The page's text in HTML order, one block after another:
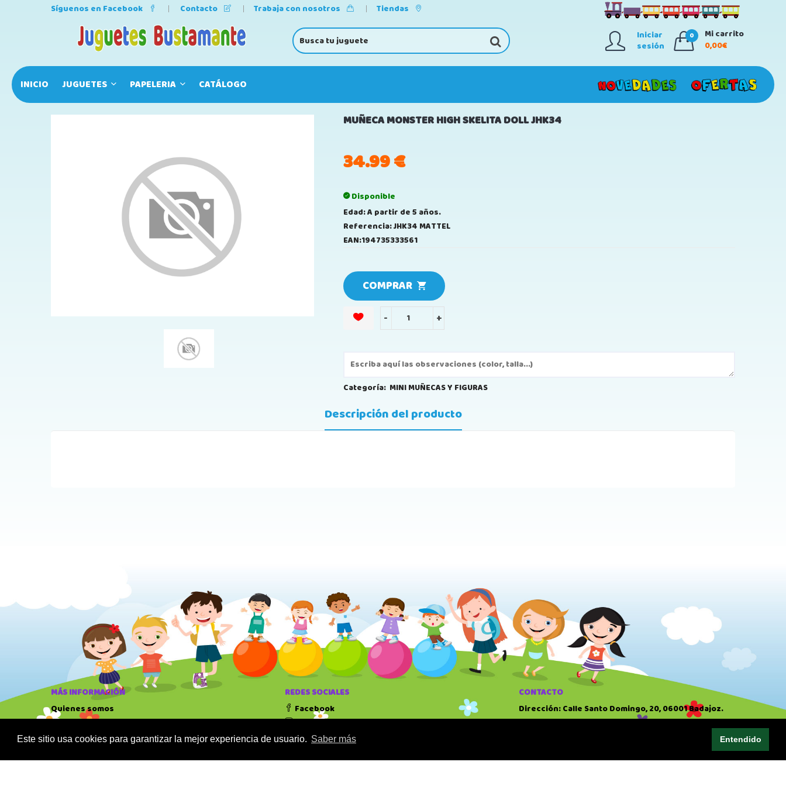
Este sitio usa cookies para garantizar la mejor experiencia de usuario. Saber más Entendido
Síguenos en Facebook Contacto Trabaja con nosotros Tiendas
Iniciar
sesión
0
Mi carrito
0,00€
INICIO JUGUETES PAPELERIA CATÁLOGO
MUÑECA MONSTER HIGH SKELITA DOLL JHK34
34.99€
Disponible
Edad: A partir de 5 años.
Referencia: JHK34 MATTEL
EAN:194735333561
COMPRAR
- +
Categoría: MINI MUÑECAS Y FIGURAS
Descripción del producto
MÁS INFORMACIÓN
Quienes somos
Política de privacidad
Sus datos seguros
REDES SOCIALES
Facebook
Instagram
CONTACTO
Dirección: Calle Santo Domingo, 20, 06001 Badajoz.
10:00 AM-14:00 PM